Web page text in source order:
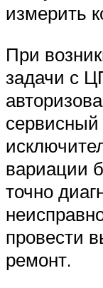
измерить
При
задачи с
сервисный
вариации
точно
провести
ремонт.